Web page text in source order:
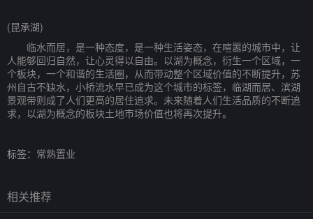
(昆承湖)
临水而居，是一种态度，是一种生活姿态，在喧嚣的城市中，让
人能够回归自然，让心灵得以自由。以湖为概念，衍生一个区域，一
个板块，一个和谐的生活圈，从而带动整个区域价值的不断提升，苏
州自古不缺水，小桥流水早已成为这个城市的标签，临湖而居、滨湖
景观带则成了人们更高的居住追求。未来随着人们生活品质的不断追
求，以湖为概念的板块土地市场价值也将再次提升。
标签： 常熟置业
相关推荐